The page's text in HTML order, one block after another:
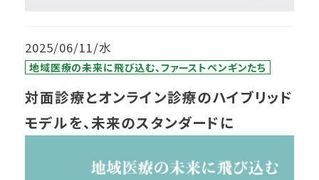
2025/06/11/水
地域医療の未来に飛び込む、ファーストペンギンたち
対面診療とオンライン診療のハイブリッド
モデルを、未来のスタンダードに